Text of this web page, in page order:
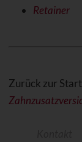
Retainer
Zurück zur